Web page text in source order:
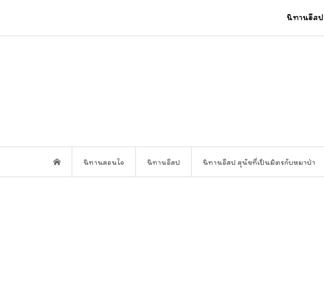
นิทานอีสป
นิทานสอนใจ นิทานอีสป นิทานอีสป สุนัขที่เป็นมิตรกับหมาป่า